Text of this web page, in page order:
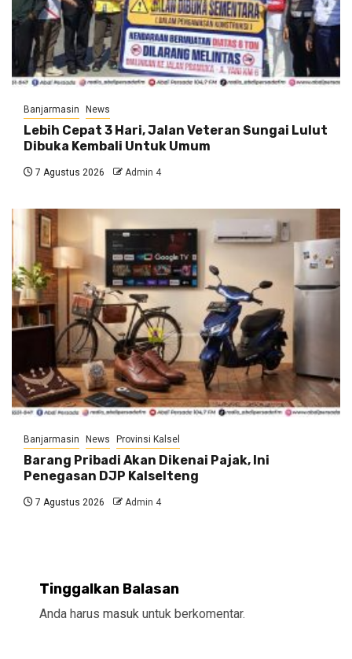
Banjarmasin News
Lebih Cepat 3 Hari, Jalan Veteran Sungai Lulut
Dibuka Kembali Untuk Umum
7 Agustus 2026 Admin 4
Banjarmasin News Provinsi Kalsel
Barang Pribadi Akan Dikenai Pajak, Ini
Penegasan DJP Kalselteng
7 Agustus 2026 Admin 4
Tinggalkan Balasan
Anda harus masuk untuk berkomentar.